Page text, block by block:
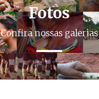
Fotos
Confira nossas galerias